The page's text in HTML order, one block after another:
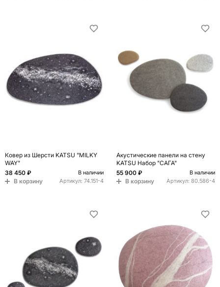
Ковер из Шерсти KATSU "MILKY
WAY"
38 450 ₽
В наличии
В корзину Артикул: 74.151-4
Акустические панели на стену
KATSU Набор "САГА"
55 900 ₽
В наличии
В корзину Артикул: 80.586-4